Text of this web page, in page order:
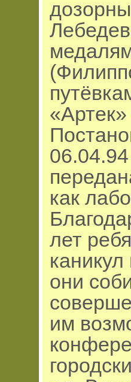
как
лет
они
им